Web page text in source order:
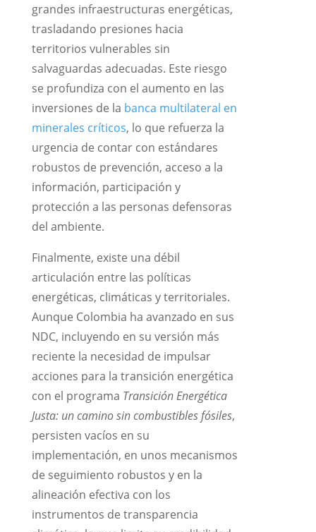
grandes infraestructuras energéticas,
trasladando presiones hacia
territorios vulnerables sin
salvaguardas adecuadas. Este riesgo
se profundiza con el aumento en las
inversiones de la banca multilateral en
minerales críticos, lo que refuerza la
urgencia de contar con estándares
robustos de prevención, acceso a la
información, participación y
protección a las personas defensoras
del ambiente.
Finalmente, existe una débil
articulación entre las políticas
energéticas, climáticas y territoriales.
Aunque Colombia ha avanzado en sus
NDC, incluyendo en su versión más
reciente la necesidad de impulsar
acciones para la transición energética
con el programa Transición Energética
Justa: un camino sin combustibles fósiles,
persisten vacíos en su
implementación, en unos mecanismos
de seguimiento robustos y en la
alineación efectiva con los
instrumentos de transparencia